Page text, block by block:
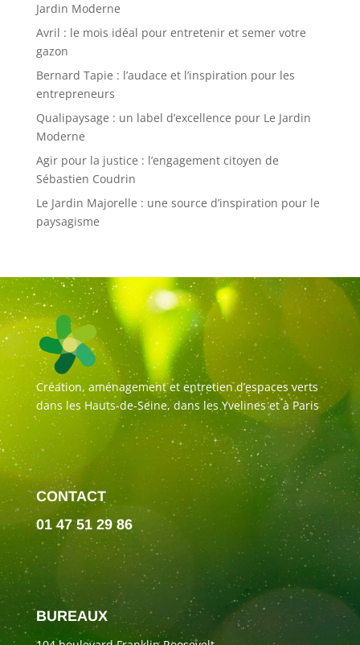
Jardin Moderne
Avril : le mois idéal pour entretenir et semer votre
gazon
Bernard Tapie : l’audace et l’inspiration pour les
entrepreneurs
Qualipaysage : un label d’excellence pour Le Jardin
Moderne
Agir pour la justice : l’engagement citoyen de
Sébastien Coudrin
Le Jardin Majorelle : une source d’inspiration pour le
paysagisme
Création, aménagement et entretien d’espaces verts
dans les Hauts-de-Seine, dans les Yvelines et à Paris
CONTACT
01 47 51 29 86
BUREAUX